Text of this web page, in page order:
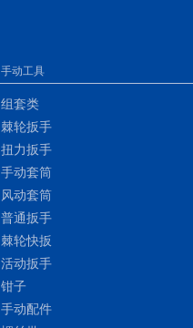
手动工具
组套类
棘轮扳手
扭力扳手
手动套筒
风动套筒
普通扳手
棘轮快扳
活动扳手
钳子
手动配件